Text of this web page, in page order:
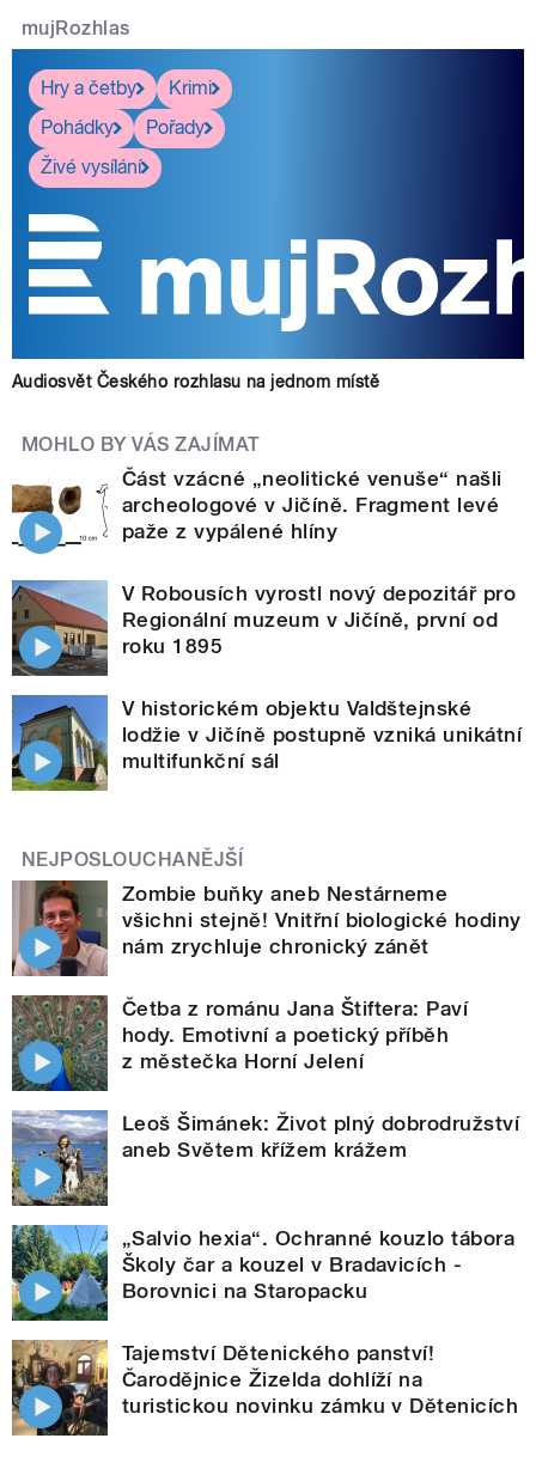
mujRozhlas
Hry a četby
Krimi
Pohádky
Pořady
Živé vysílání
Audiosvět Českého rozhlasu na jednom místě
MOHLO BY VÁS ZAJÍMAT
Část vzácné „neolitické venuše“ našli
archeologové v Jičíně. Fragment levé
paže z vypálené hlíny
V Robousích vyrostl nový depozitář pro
Regionální muzeum v Jičíně, první od
roku 1895
V historickém objektu Valdštejnské
lodžie v Jičíně postupně vzniká unikátní
multifunkční sál
NEJPOSLOUCHANĚJŠÍ
Zombie buňky aneb Nestárneme
všichni stejně! Vnitřní biologické hodiny
nám zrychluje chronický zánět
Četba z románu Jana Štiftera: Paví
hody. Emotivní a poetický příběh
z městečka Horní Jelení
Leoš Šimánek: Život plný dobrodružství
aneb Světem křížem krážem
„Salvio hexia“. Ochranné kouzlo tábora
Školy čar a kouzel v Bradavicích -
Borovnici na Staropacku
Tajemství Dětenického panství!
Čarodějnice Žizelda dohlíží na
turistickou novinku zámku v Dětenicích